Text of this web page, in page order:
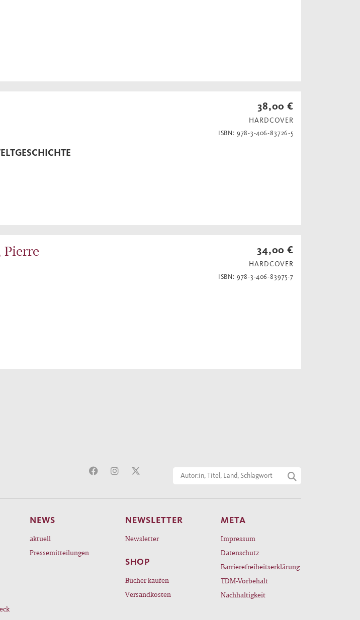
38,00 €
HARDCOVER
ISBN: 978-3-406-83726-5
34,00 €
HARDCOVER
ISBN: 978-3-406-83975-7
NEWS
aktuell
Pressemitteilungen
NEWSLETTER
Newsletter
SHOP
Bücher kaufen
Versandkosten
META
Impressum
Datenschutz
Barrierefreiheitserklärung
TDM-Vorbehalt
Nachhaltigkeit